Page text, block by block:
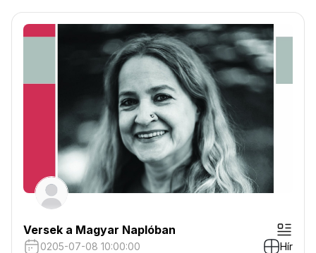
Versek a Magyar Naplóban
0205-07-08 10:00:00 Hír